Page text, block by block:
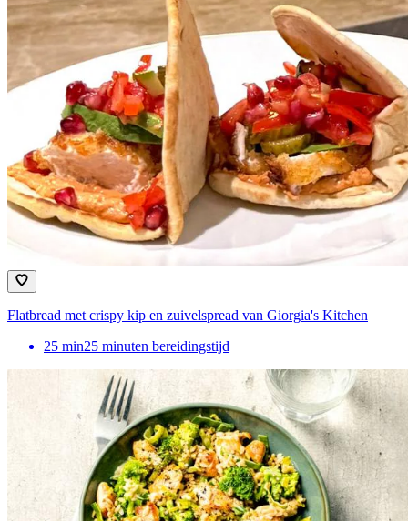
Flatbread met crispy kip en zuivelspread van Giorgia's Kitchen
25 min25 minuten bereidingstijd